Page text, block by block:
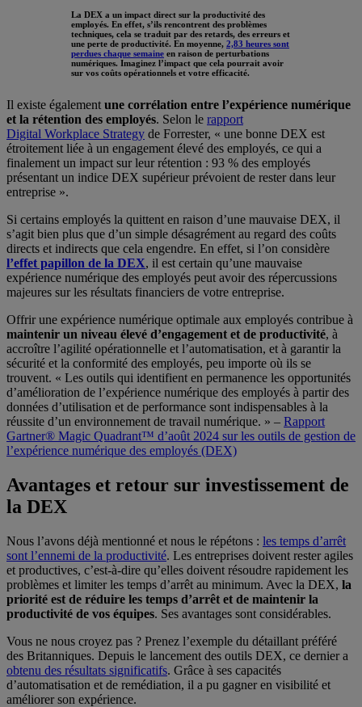
La DEX a un impact direct sur la productivité des
employés. En effet, s’ils rencontrent des problèmes
techniques, cela se traduit par des retards, des erreurs et
une perte de productivité. En moyenne, 2,83 heures sont
perdues chaque semaine en raison de perturbations
numériques. Imaginez l’impact que cela pourrait avoir
sur vos coûts opérationnels et votre efficacité.
Il existe également une corrélation entre l’expérience numérique
et la rétention des employés. Selon le rapport
Digital Workplace Strategy de Forrester, « une bonne DEX est
étroitement liée à un engagement élevé des employés, ce qui a
finalement un impact sur leur rétention : 93 % des employés
présentant un indice DEX supérieur prévoient de rester dans leur
entreprise ».
Si certains employés la quittent en raison d’une mauvaise DEX, il
s’agit bien plus que d’un simple désagrément au regard des coûts
directs et indirects que cela engendre. En effet, si l’on considère
l’effet papillon de la DEX, il est certain qu’une mauvaise
expérience numérique des employés peut avoir des répercussions
majeures sur les résultats financiers de votre entreprise.
Offrir une expérience numérique optimale aux employés contribue à
maintenir un niveau élevé d’engagement et de productivité, à
accroître l’agilité opérationnelle et l’automatisation, et à garantir la
sécurité et la conformité des employés, peu importe où ils se
trouvent. « Les outils qui identifient en permanence les opportunités
d’amélioration de l’expérience numérique des employés à partir des
données d’utilisation et de performance sont indispensables à la
réussite d’un environnement de travail numérique. » – Rapport
Gartner® Magic Quadrant™ d’août 2024 sur les outils de gestion de
l’expérience numérique des employés (DEX)
Avantages et retour sur investissement de
la DEX
Nous l’avons déjà mentionné et nous le répétons : les temps d’arrêt
sont l’ennemi de la productivité. Les entreprises doivent rester agiles
et productives, c’est-à-dire qu’elles doivent résoudre rapidement les
problèmes et limiter les temps d’arrêt au minimum. Avec la DEX, la
priorité est de réduire les temps d’arrêt et de maintenir la
productivité de vos équipes. Ses avantages sont considérables.
Vous ne nous croyez pas ? Prenez l’exemple du détaillant préféré
des Britanniques. Depuis le lancement des outils DEX, ce dernier a
obtenu des résultats significatifs. Grâce à ses capacités
d’automatisation et de remédiation, il a pu gagner en visibilité et
améliorer son expérience.